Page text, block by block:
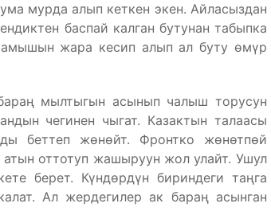
мурда алып кеткен экен. Айласыздан
баспай калган бутунан табыпка
жара кесип алып ал буту өмүр
мылтыгын асынып чалыш торусун
чегинен чыгат. Казактын талаасы
беттеп жөнөйт. Фронтко жөнөтпөй
оттотуп жашыруун жол улайт. Ушул
берет. Күндөрдүн бириндеги таңга
Ал жердегилер ак бараң асынган